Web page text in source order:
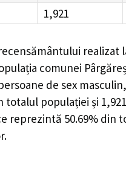
1,921
realizat
comunei
de sex
totalul populației și 1,921
reprezintă 50.69% din